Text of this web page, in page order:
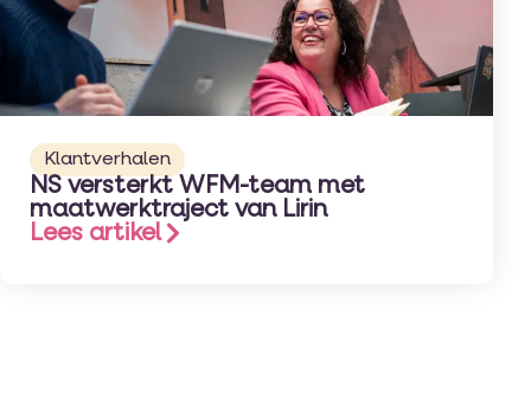
Klantverhalen
NS versterkt WFM-team met
maatwerktraject van Lirin
Lees artikel